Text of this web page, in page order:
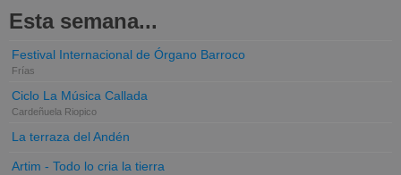
Esta semana...
Festival Internacional de Órgano Barroco
Frías
Ciclo La Música Callada
Cardeñuela Riopico
La terraza del Andén
Artim - Todo lo cria la tierra